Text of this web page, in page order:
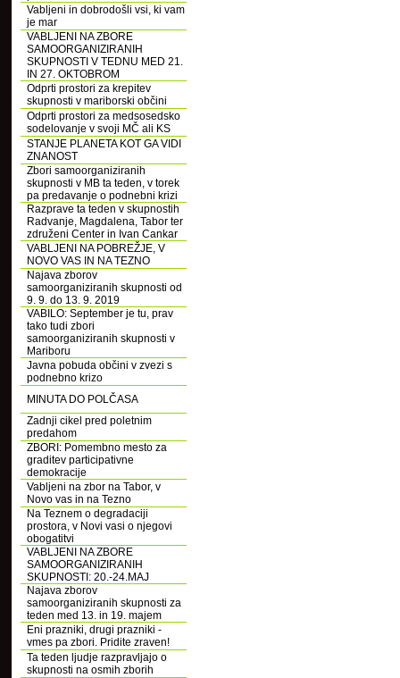
Vabljeni in dobrodošli vsi, ki vam
je mar
VABLJENI NA ZBORE
SAMOORGANIZIRANIH
SKUPNOSTI V TEDNU MED 21.
IN 27. OKTOBROM
Odprti prostori za krepitev
skupnosti v mariborski občini
Odprti prostori za medsosedsko
sodelovanje v svoji MČ ali KS
STANJE PLANETA KOT GA VIDI
ZNANOST
Zbori samoorganiziranih
skupnosti v MB ta teden, v torek
pa predavanje o podnebni krizi
Razprave ta teden v skupnostih
Radvanje, Magdalena, Tabor ter
združeni Center in Ivan Cankar
VABLJENI NA POBREŽJE, V
NOVO VAS IN NA TEZNO
Najava zborov
samoorganiziranih skupnosti od
9. 9. do 13. 9. 2019
VABILO: September je tu, prav
tako tudi zbori
samoorganiziranih skupnosti v
Mariboru
Javna pobuda občini v zvezi s
podnebno krizo
MINUTA DO POLČASA
Zadnji cikel pred poletnim
predahom
ZBORI: Pomembno mesto za
graditev participativne
demokracije
Vabljeni na zbor na Tabor, v
Novo vas in na Tezno
Na Teznem o degradaciji
prostora, v Novi vasi o njegovi
obogatitvi
VABLJENI NA ZBORE
SAMOORGANIZIRANIH
SKUPNOSTI: 20.-24.MAJ
Najava zborov
samoorganiziranih skupnosti za
teden med 13. in 19. majem
Eni prazniki, drugi prazniki -
vmes pa zbori. Pridite zraven!
Ta teden ljudje razpravljajo o
skupnosti na osmih zborih